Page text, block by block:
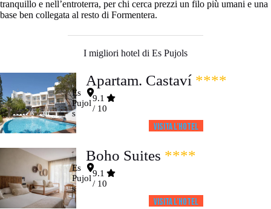
tranquillo e nell’entroterra, per chi cerca prezzi un filo più umani e una
base ben collegata al resto di Formentera.
I migliori hotel di Es Pujols
Apartam. Castaví ****
Es
Pujol
s
9.1
/ 10
Visita l’HOTEL
Boho Suites ****
Es
Pujol
s
9.1
/ 10
Visita l’HOTEL